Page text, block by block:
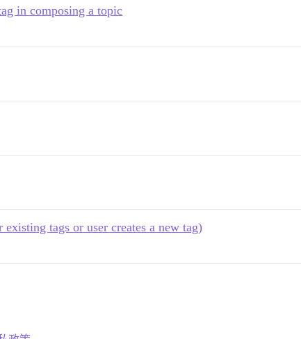
in composing a topic
tags or user creates a new tag)